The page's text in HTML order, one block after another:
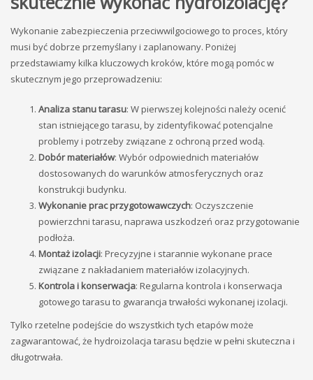
Wykonanie zabezpieczenia przeciwwilgociowego to proces, który
musi być dobrze przemyślany i zaplanowany. Poniżej
przedstawiamy kilka kluczowych kroków, które mogą pomóc w
skutecznym jego przeprowadzeniu:
Analiza stanu tarasu: W pierwszej kolejności należy ocenić
stan istniejącego tarasu, by zidentyfikować potencjalne
problemy i potrzeby związane z ochroną przed wodą.
Dobór materiałów: Wybór odpowiednich materiałów
dostosowanych do warunków atmosferycznych oraz
konstrukcji budynku.
Wykonanie prac przygotowawczych: Oczyszczenie
powierzchni tarasu, naprawa uszkodzeń oraz przygotowanie
podłoża.
Montaż izolacji: Precyzyjne i starannie wykonane prace
związane z nakładaniem materiałów izolacyjnych.
Kontrola i konserwacja: Regularna kontrola i konserwacja
gotowego tarasu to gwarancja trwałości wykonanej izolacji.
Tylko rzetelne podejście do wszystkich tych etapów może
zagwarantować, że hydroizolacja tarasu będzie w pełni skuteczna i
długotrwała.